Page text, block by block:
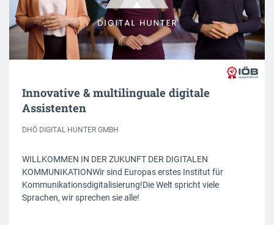
Innovative & multilinguale digitale
Assistenten
DHÖ DIGITAL HUNTER GMBH
WILLKOMMEN IN DER ZUKUNFT DER DIGITALEN
KOMMUNIKATIONWir sind Europas erstes Institut für
Kommunikationsdigitalisierung!Die Welt spricht viele
Sprachen, wir sprechen sie alle!